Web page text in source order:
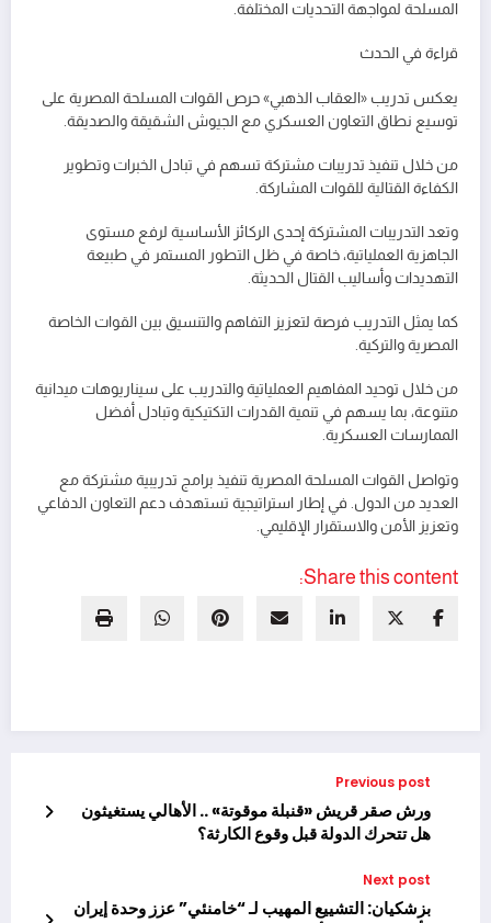
المسلحة لمواجهة التحديات المختلفة.
قراءة في الحدث
يعكس تدريب «العقاب الذهبي» حرص القوات المسلحة المصرية على
توسيع نطاق التعاون العسكري مع الجيوش الشقيقة والصديقة.
من خلال تنفيذ تدريبات مشتركة تسهم في تبادل الخبرات وتطوير
الكفاءة القتالية للقوات المشاركة.
وتعد التدريبات المشتركة إحدى الركائز الأساسية لرفع مستوى
الجاهزية العملياتية، خاصة في ظل التطور المستمر في طبيعة
التهديدات وأساليب القتال الحديثة.
كما يمثل التدريب فرصة لتعزيز التفاهم والتنسيق بين القوات الخاصة
المصرية والتركية.
من خلال توحيد المفاهيم العملياتية والتدريب على سيناريوهات ميدانية
متنوعة، بما يسهم في تنمية القدرات التكتيكية وتبادل أفضل
الممارسات العسكرية.
وتواصل القوات المسلحة المصرية تنفيذ برامج تدريبية مشتركة مع
العديد من الدول. في إطار استراتيجية تستهدف دعم التعاون الدفاعي
وتعزيز الأمن والاستقرار الإقليمي.
Share this content:
Previous post
ورش صقر قريش «قنبلة موقوتة» .. الأهالي يستغيثون
هل تتحرك الدولة قبل وقوع الكارثة؟
Next post
بزشكيان: التشييع المهيب لـ “خامنئي” عزز وحدة إيران